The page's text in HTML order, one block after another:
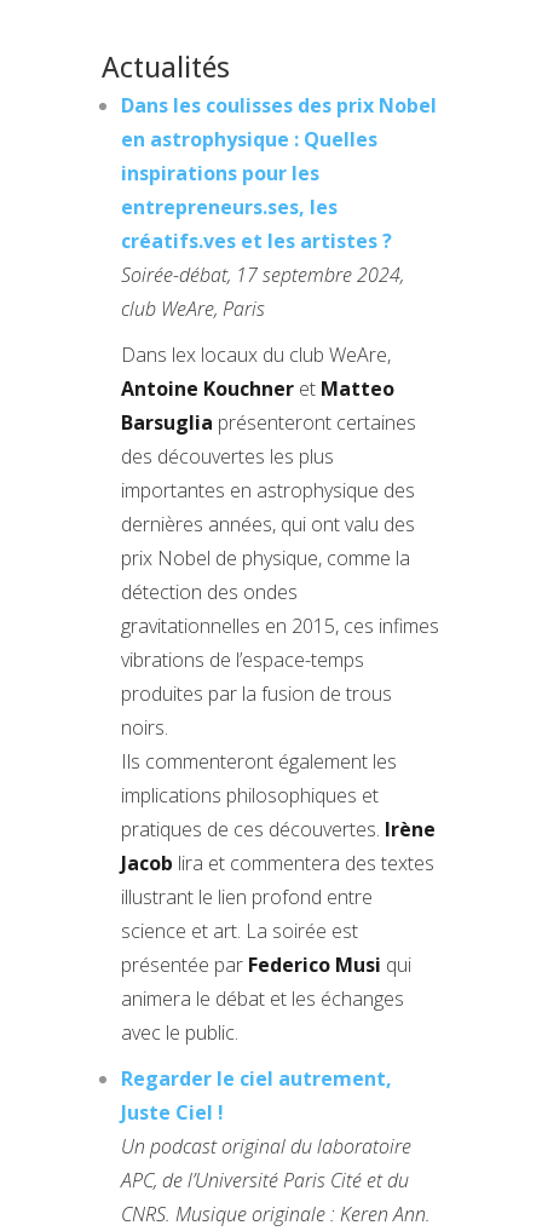
Actualités
Dans les coulisses des prix Nobel
en astrophysique : Quelles
inspirations pour les
entrepreneurs.ses, les
créatifs.ves et les artistes ?
Soirée-débat, 17 septembre 2024,
club WeAre, Paris
Dans lex locaux du club WeAre,
Antoine Kouchner et Matteo
Barsuglia présenteront certaines
des découvertes les plus
importantes en astrophysique des
dernières années, qui ont valu des
prix Nobel de physique, comme la
détection des ondes
gravitationnelles en 2015, ces infimes
vibrations de l’espace-temps
produites par la fusion de trous
noirs.
Ils commenteront également les
implications philosophiques et
pratiques de ces découvertes. Irène
Jacob lira et commentera des textes
illustrant le lien profond entre
science et art. La soirée est
présentée par Federico Musi qui
animera le débat et les échanges
avec le public.
Regarder le ciel autrement,
Juste Ciel !
Un podcast original du laboratoire
APC, de l’Université Paris Cité et du
CNRS. Musique originale : Keren Ann.